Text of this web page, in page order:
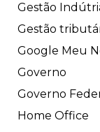
Gestão
Gestão
Google Meu
Governo
Governo
Home Office